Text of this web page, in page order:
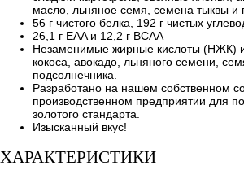
масло, льняное семя, семена тыквы и
56 г чистого белка, 192 г чистых
26,1 г EAA и 12,2 г BCAA
Незаменимые жирные кислоты (НЖК)
кокоса, авокадо, льняного семени,
подсолнечника.
Разработано на нашем собственном
производственном предприятии для
золотого стандарта.
Изысканный вкус!
ХАРАКТЕРИСТИКИ